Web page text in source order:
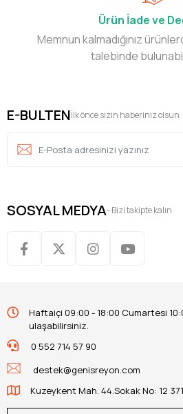
Ürün İade ve
Memnun kalmadığınız
talebinde
E-BULTENİlk önce sizin haberiniz olsun
SOSYAL MEDYA- Bizi takipte kalın
Haftaiçi 09:00 - 18:00 Cumartesi
ulaşabilirsiniz.
0 552 714 57 90
destek@genisreyon.com
Kuzeykent Mah. 44.Sokak No: 12